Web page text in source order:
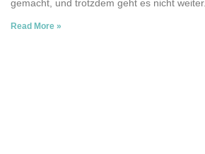
gemacht, und trotzdem geht es nicht weiter.
Read More »